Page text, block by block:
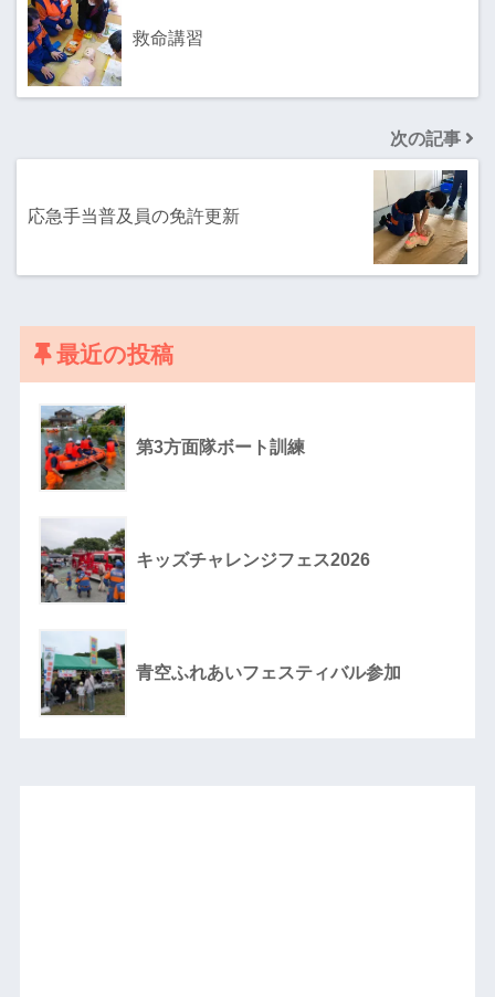
救命講習
次の記事
応急手当普及員の免許更新
最近の投稿
第3方面隊ボート訓練
キッズチャレンジフェス2026
青空ふれあいフェスティバル参加